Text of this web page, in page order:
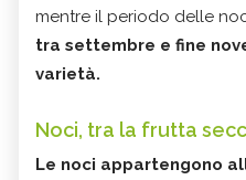
mentre il periodo delle
tra settembre e fine
varietà.
Noci, tra la frutta
Le noci appartengono